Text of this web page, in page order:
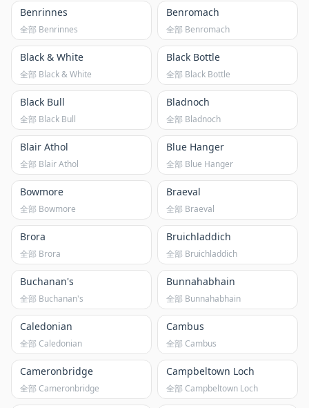
Benrinnes
全部 Benrinnes
Benromach
全部 Benromach
Black & White
全部 Black & White
Black Bottle
全部 Black Bottle
Black Bull
全部 Black Bull
Bladnoch
全部 Bladnoch
Blair Athol
全部 Blair Athol
Blue Hanger
全部 Blue Hanger
Bowmore
全部 Bowmore
Braeval
全部 Braeval
Brora
全部 Brora
Bruichladdich
全部 Bruichladdich
Buchanan's
全部 Buchanan's
Bunnahabhain
全部 Bunnahabhain
Caledonian
全部 Caledonian
Cambus
全部 Cambus
Cameronbridge
全部 Cameronbridge
Campbeltown Loch
全部 Campbeltown Loch